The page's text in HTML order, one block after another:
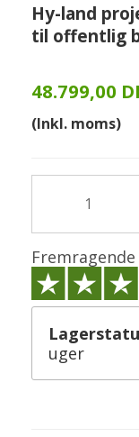
Hy-land
til offentlig
48.799,00
(Inkl. moms)
Fremragende
uger